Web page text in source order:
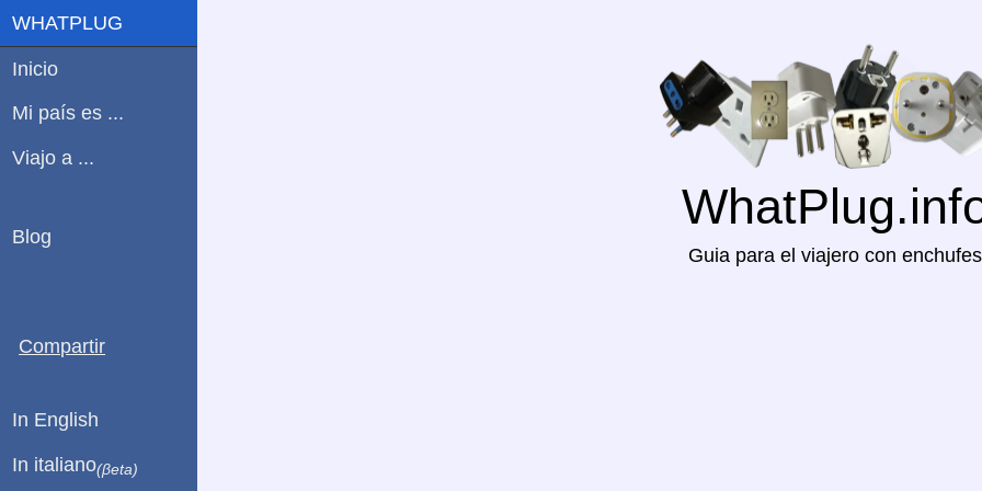
Guia para el viajero con enchufes
WHATPLUG
Inicio
Mi país es ...
Viajo a ...
Blog
Compartir
In English
In italiano(βeta)